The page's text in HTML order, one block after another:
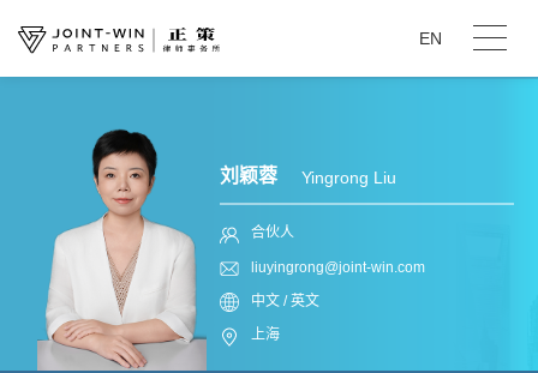
EN
刘颖蓉 Yingrong Liu
合伙人
liuyingrong@joint-win.com
中文 / 英文
上海